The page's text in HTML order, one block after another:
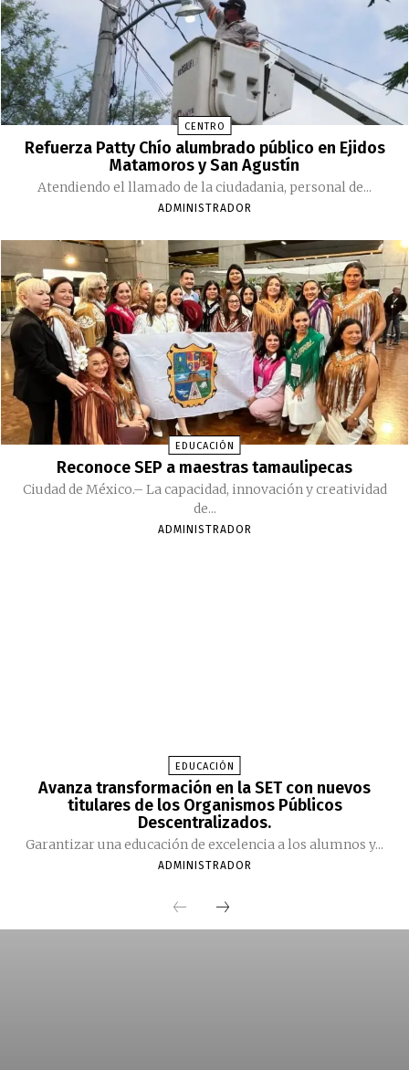
CENTRO
Refuerza Patty Chío alumbrado público en Ejidos
Matamoros y San Agustín
Atendiendo el llamado de la ciudadania, personal de...
ADMINISTRADOR
EDUCACIÓN
Reconoce SEP a maestras tamaulipecas
Ciudad de México.– La capacidad, innovación y creatividad
de...
ADMINISTRADOR
EDUCACIÓN
Avanza transformación en la SET con nuevos
titulares de los Organismos Públicos
Descentralizados.
Garantizar una educación de excelencia a los alumnos y...
ADMINISTRADOR